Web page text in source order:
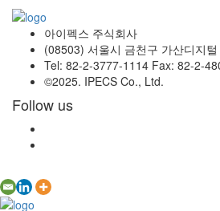
아이펙스 주식회사
(08503) 서울시 금천구 가산디지
Tel: 82-2-3777-1114 Fax: 82-2-
©2025. IPECS Co., Ltd.
Follow us